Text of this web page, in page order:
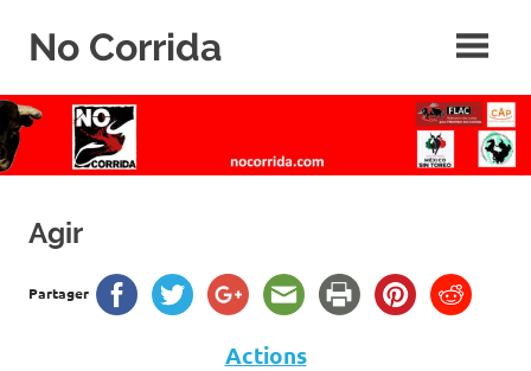
No Corrida
de
la
corrida
Agir
Partager
Actions